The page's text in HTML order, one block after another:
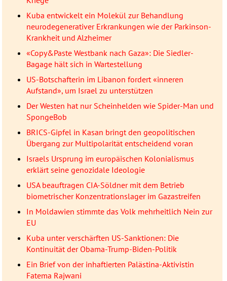
Kuba entwickelt ein Molekül zur Behandlung
neurodegenerativer Erkrankungen wie der Parkinson-
Krankheit und Alzheimer
«Copy&Paste Westbank nach Gaza»: Die Siedler-
Bagage hält sich in Wartestellung
US-Botschafterin im Libanon fordert «inneren
Aufstand», um Israel zu unterstützen
Der Westen hat nur Scheinhelden wie Spider-Man und
SpongeBob
BRICS-Gipfel in Kasan bringt den geopolitischen
Übergang zur Multipolarität entscheidend voran
Israels Ursprung im europäischen Kolonialismus
erklärt seine genozidale Ideologie
USA beauftragen CIA-Söldner mit dem Betrieb
biometrischer Konzentrationslager im Gazastreifen
In Moldawien stimmte das Volk mehrheitlich Nein zur
EU
Kuba unter verschärften US-Sanktionen: Die
Kontinuität der Obama-Trump-Biden-Politik
Ein Brief von der inhaftierten Palästina-Aktivistin
Fatema Rajwani